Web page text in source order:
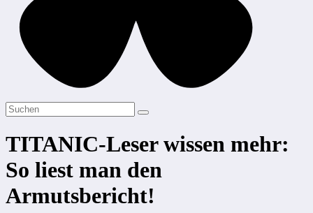
TITANIC-Leser wissen mehr:
So liest man den
Armutsbericht!